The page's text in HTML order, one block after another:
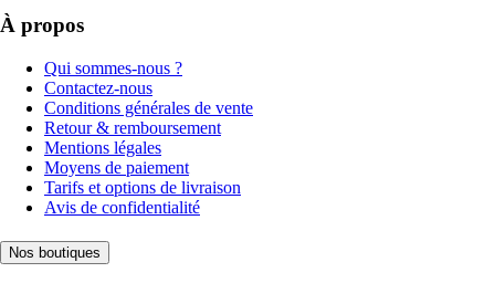
À propos
Qui sommes-nous ?
Contactez-nous
Conditions générales de vente
Retour & remboursement
Mentions légales
Moyens de paiement
Tarifs et options de livraison
Avis de confidentialité
Nos boutiques